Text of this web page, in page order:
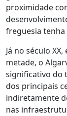
proximidade
freguesia
Já no século
metade, o
significativo do
dos principais
indiretamente
nas